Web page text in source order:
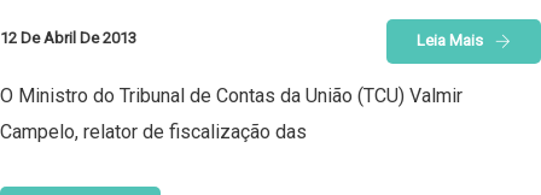
12 De Abril De 2013 Leia Mais
O Ministro do Tribunal de Contas da União (TCU) Valmir
Campelo, relator de fiscalização das